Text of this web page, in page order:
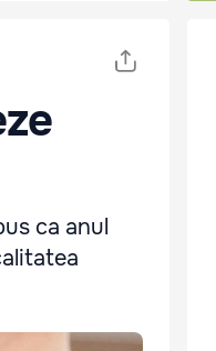
ca anul